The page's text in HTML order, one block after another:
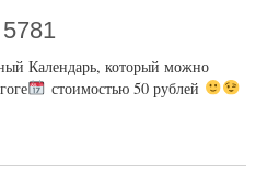
Календарь, который можно
стоимостью 50 рублей